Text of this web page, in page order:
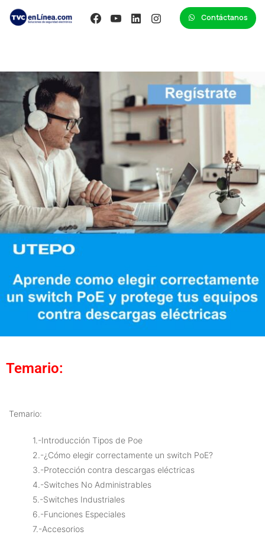
Contáctanos
Temario:
Temario:
1.-Introducción Tipos de Poe
2.-¿Cómo elegir correctamente un switch PoE?
3.-Protección contra descargas eléctricas
4.-Switches No Administrables
5.-Switches Industriales
6.-Funciones Especiales
7.-Accesorios